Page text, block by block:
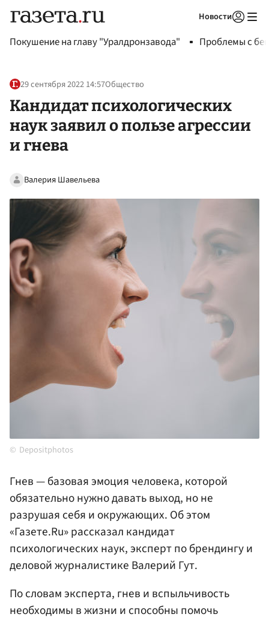
Новости
Покушение на главу "Уралдронзавода" Проблемы с
29 сентября 2022 14:57Общество
Кандидат психологических
наук заявил о пользе агрессии
и гнева
Валерия Шавельева
Depositphotos
Гнев — базовая эмоция человека, которой
обязательно нужно давать выход, но не
разрушая себя и окружающих. Об этом
«Газете.Ru» рассказал кандидат
психологических наук, эксперт по брендингу и
деловой журналистике Валерий Гут.
По словам эксперта, гнев и вспыльчивость
необходимы в жизни и способны помочь